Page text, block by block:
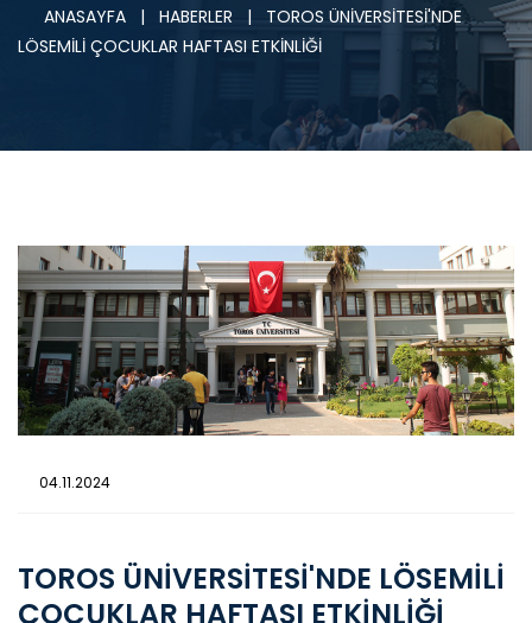
ANASAYFA | HABERLER |
TOROS ÜNİVERSİTESİ'NDE
LÖSEMİLİ ÇOCUKLAR HAFTASI ETKİNLİĞİ
04.11.2024
TOROS ÜNİVERSİTESİ'NDE LÖSEMİLİ
ÇOCUKLAR HAFTASI ETKİNLİĞİ